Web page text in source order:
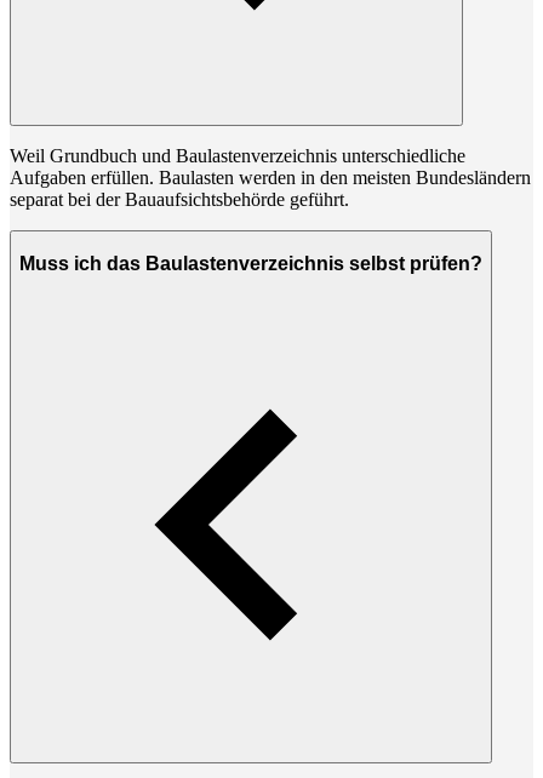
Weil Grundbuch und Baulastenverzeichnis unterschiedliche
Aufgaben erfüllen. Baulasten werden in den meisten Bundesländern
separat bei der Bauaufsichtsbehörde geführt.
Muss ich das Baulastenverzeichnis selbst prüfen?